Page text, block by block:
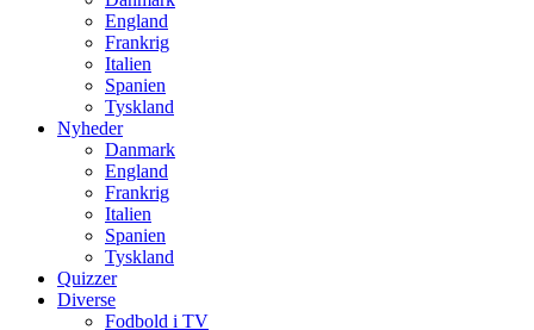
England
Frankrig
Italien
Spanien
Tyskland
Nyheder
Danmark
England
Frankrig
Italien
Spanien
Tyskland
Quizzer
Diverse
Fodbold i TV